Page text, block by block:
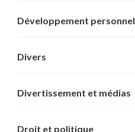
Développement personnel
Divers
Divertissement et médias
Droit et politique